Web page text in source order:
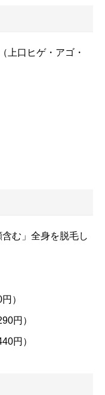
上口ヒゲ・アゴ・
む」全身を脱毛し
）
円）
円）